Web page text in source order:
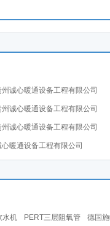
诚心暖通设备工程有限公司
诚心暖通设备工程有限公司
诚心暖通设备工程有限公司
暖通设备工程有限公司
水机 PERT三层阻氧管 德国